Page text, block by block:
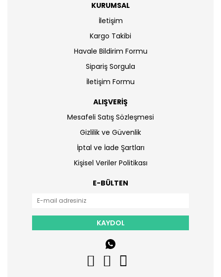
KURUMSAL
İletişim
Kargo Takibi
Havale Bildirim Formu
Sipariş Sorgula
İletişim Formu
ALIŞVERİŞ
Mesafeli Satış Sözleşmesi
Gizlilik ve Güvenlik
İptal ve İade Şartları
Kişisel Veriler Politikası
E-BÜLTEN
KAYDOL